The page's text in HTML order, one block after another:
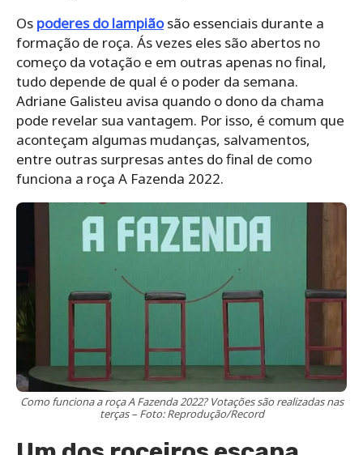
Os poderes do lampiãosão essenciais durante a
formação de roça. Ás vezes eles são abertos no
começo da votação e em outras apenas no final,
tudo depende de qual é o poder da semana.
Adriane Galisteu avisa quando o dono da chama
pode revelar sua vantagem. Por isso, é comum que
aconteçam algumas mudanças, salvamentos,
entre outras surpresas antes do final de como
funciona a roça A Fazenda 2022.
Como funciona a roça A Fazenda 2022? Votações são realizadas nas
terças – Foto: Reprodução/Record